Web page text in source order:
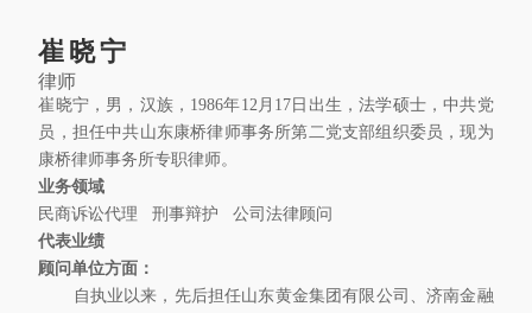
崔晓宁
律师
崔晓宁，男，汉族，1986年12月17日出生，法学硕士，中共党
员，担任中共山东康桥律师事务所第二党支部组织委员，现为
康桥律师事务所专职律师。
业务领域
民商诉讼代理 刑事辩护 公司法律顾问
代表业绩
顾问单位方面：
自执业以来，先后担任山东黄金集团有限公司、济南金融